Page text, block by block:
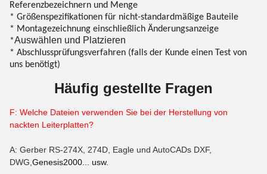
Referenzbezeichnern und Menge
* Größenspezifikationen für nicht-standardmäßige Bauteile
* Montagezeichnung einschließlich Änderungsanzeige
*Auswählen und Platzieren
* Abschlussprüfungsverfahren (falls der Kunde einen Test von
uns benötigt)
Häufig gestellte Fragen
F: Welche Dateien verwenden Sie bei der Herstellung von
nackten Leiterplatten?
A: Gerber RS-274X, 274D, Eagle und AutoCADs DXF,
DWG, Genesis2000... usw.